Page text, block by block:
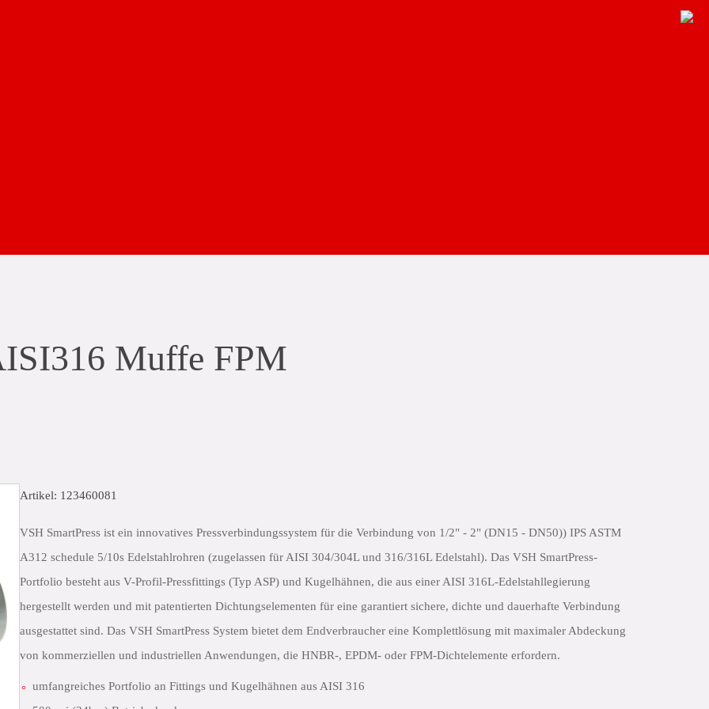
Muffe FPM
Artikel: 123460081
VSH SmartPress ist ein innovatives Pressverbindungssystem für die Verbindung von 1/2" - 2" (DN15 - DN50)) IPS ASTM
A312 schedule 5/10s Edelstahlrohren (zugelassen für AISI 304/304L und 316/316L Edelstahl). Das VSH SmartPress-
Portfolio besteht aus V-Profil-Pressfittings (Typ ASP) und Kugelhähnen, die aus einer AISI 316L-Edelstahllegierung
hergestellt werden und mit patentierten Dichtungselementen für eine garantiert sichere, dichte und dauerhafte Verbindung
ausgestattet sind. Das VSH SmartPress System bietet dem Endverbraucher eine Komplettlösung mit maximaler Abdeckung
von kommerziellen und industriellen Anwendungen, die HNBR-, EPDM- oder FPM-Dichtelemente erfordern.
umfangreiches Portfolio an Fittings und Kugelhähnen aus AISI 316